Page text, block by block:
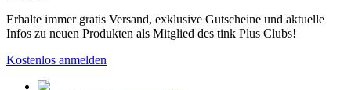
Erhalte immer gratis Versand, exklusive Gutscheine und aktuelle
Infos zu neuen Produkten als Mitglied des tink Plus Clubs!
Kostenlos anmelden